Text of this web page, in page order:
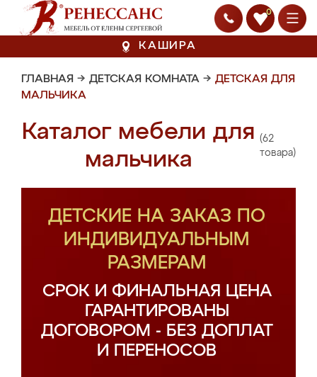
0
КАШИРА
ГЛАВНАЯ → ДЕТСКАЯ КОМНАТА → ДЕТСКАЯ ДЛЯ
МАЛЬЧИКА
Каталог мебели для
мальчика
(62
товара)
ДЕТСКИЕ НА ЗАКАЗ ПО
ИНДИВИДУАЛЬНЫМ
РАЗМЕРАМ
СРОК И ФИНАЛЬНАЯ ЦЕНА
ГАРАНТИРОВАНЫ
ДОГОВОРОМ - БЕЗ ДОПЛАТ
И ПЕРЕНОСОВ